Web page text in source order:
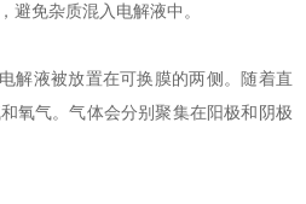
避免杂质混入电解液中。
解液被放置在可换膜的两侧。随着直
氧气。气体会分别聚集在阳极和阴极